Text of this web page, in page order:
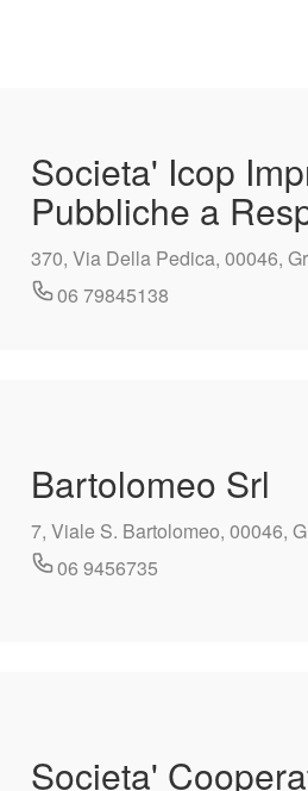
Societa' Icop
Pubbliche a
370, Via Della Pedica, 00046,
06 79845138
Bartolomeo Srl
7, Viale S. Bartolomeo, 00046,
06 9456735
Societa'